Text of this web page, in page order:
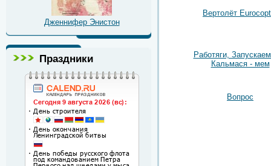
Дженнифер Энистон
Праздники
Вертолёт
Работяги,
Кальмася - мем
Вопрос